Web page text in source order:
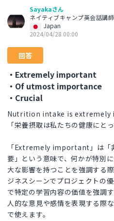
Sayakaさん
ネイティブキャンプ英会話講師
Japan
2024/04/28 00:00
回答
・Extremely important
・Of utmost importance
・Crucial
Nutrition intake is
「栄養摂取は私たちの健康にと
「Extremely important」は「
要」という意味で、何かが特別
大な影響を持つことを強調する
ジネスシーンでプロジェクトの
で特定の学習内容の価値を強調
人的な意見や感情を表現する際
で使えます。